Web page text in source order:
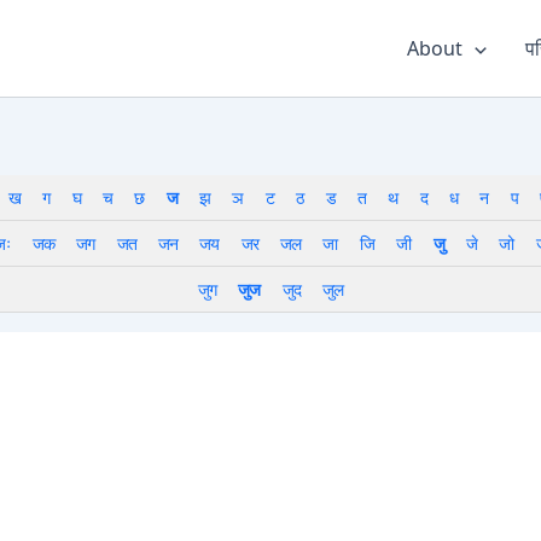
About
ख ग घ च छ ज झ ञ ट ठ ड त थ द ध न प
जक जग जत जन जय जर जल जा जि जी जु जे जो
जुग
जुज जुद जुल